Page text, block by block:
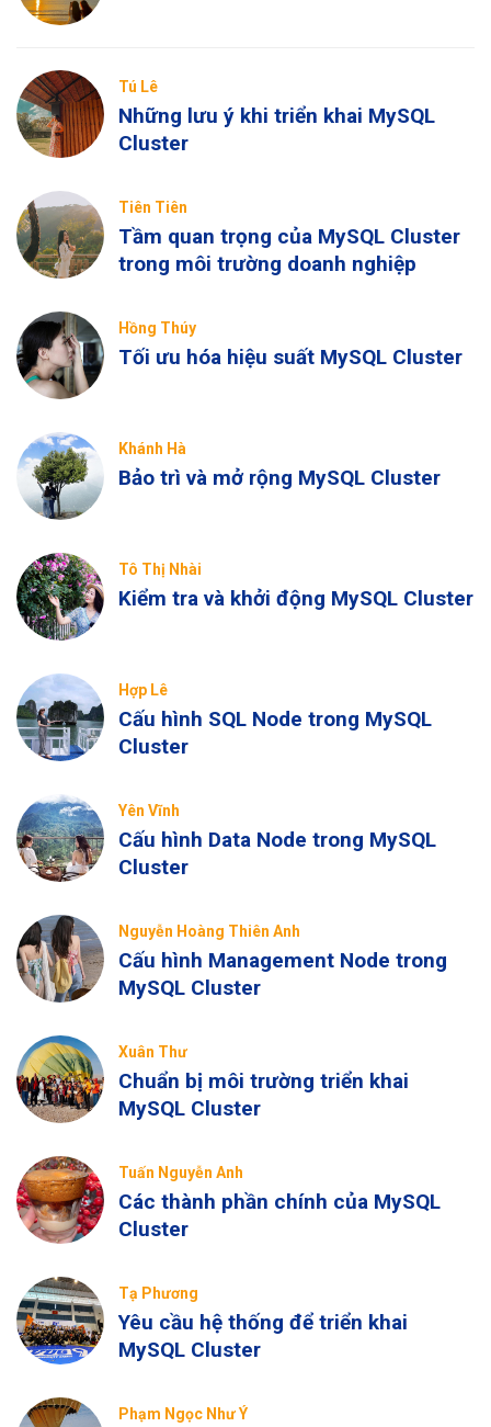
Tú Lê
Những lưu ý khi triển khai MySQL
Cluster
Tiên Tiên
Tầm quan trọng của MySQL Cluster
trong môi trường doanh nghiệp
Hồng Thúy
Tối ưu hóa hiệu suất MySQL Cluster
Khánh Hà
Bảo trì và mở rộng MySQL Cluster
Tô Thị Nhài
Kiểm tra và khởi động MySQL Cluster
Hợp Lê
Cấu hình SQL Node trong MySQL
Cluster
Yên Vĩnh
Cấu hình Data Node trong MySQL
Cluster
Nguyễn Hoàng Thiên Anh
Cấu hình Management Node trong
MySQL Cluster
Xuân Thư
Chuẩn bị môi trường triển khai
MySQL Cluster
Tuấn Nguyễn Anh
Các thành phần chính của MySQL
Cluster
Tạ Phương
Yêu cầu hệ thống để triển khai
MySQL Cluster
Phạm Ngọc Như Ý